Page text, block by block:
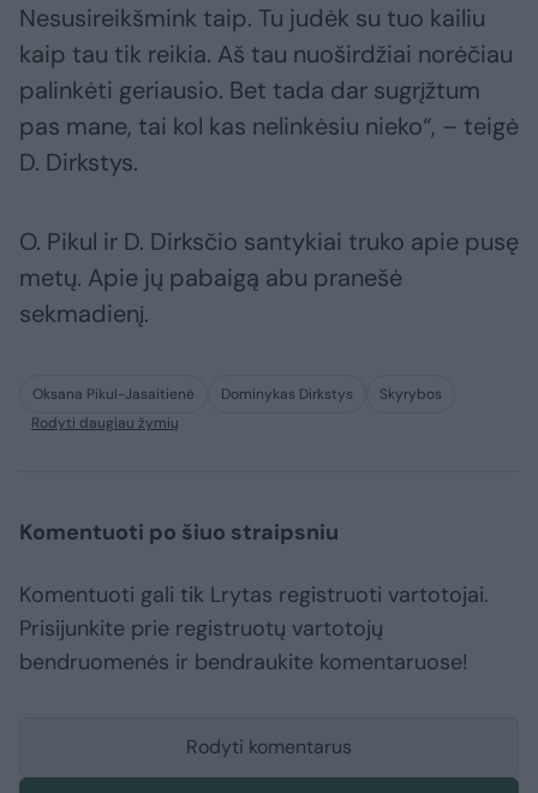
Nesusireikšmink taip. Tu judėk su tuo kailiu
kaip tau tik reikia. Aš tau nuoširdžiai norėčiau
palinkėti geriausio. Bet tada dar sugrįžtum
pas mane, tai kol kas nelinkėsiu nieko“, – teigė
D. Dirkstys.
O. Pikul ir D. Dirksčio santykiai truko apie pusę
metų. Apie jų pabaigą abu pranešė
sekmadienį.
Oksana Pikul-Jasaitienė Dominykas Dirkstys
Skyrybos
Rodyti daugiau žymių
Komentuoti po šiuo straipsniu
Komentuoti gali tik Lrytas registruoti vartotojai.
Prisijunkite prie registruotų vartotojų
bendruomenės ir bendraukite komentaruose!
Rodyti komentarus